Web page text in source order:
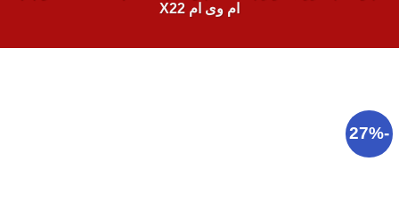
ام وی ام X22
-27%